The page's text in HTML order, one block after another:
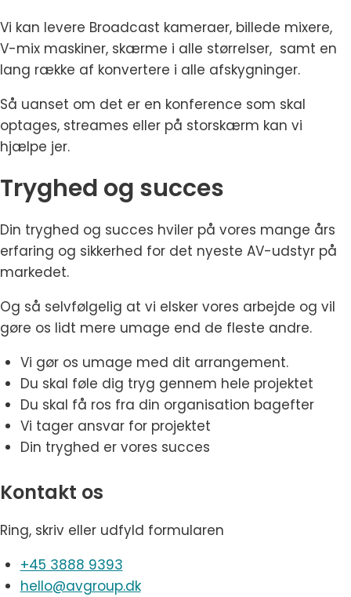
Vi kan levere Broadcast kameraer, billede mixere,
V-mix maskiner, skærme i alle størrelser, samt en
lang række af konvertere i alle afskygninger.
Så uanset om det er en konference som skal
optages, streames eller på storskærm kan vi
hjælpe jer.
Tryghed og succes
Din tryghed og succes hviler på vores mange års
erfaring og sikkerhed for det nyeste AV-udstyr på
markedet.
Og så selvfølgelig at vi elsker vores arbejde og vil
gøre os lidt mere umage end de fleste andre.
Vi gør os umage med dit arrangement.
Du skal føle dig tryg gennem hele projektet
Du skal få ros fra din organisation bagefter
Vi tager ansvar for projektet
Din tryghed er vores succes
Kontakt os
Ring, skriv eller udfyld formularen
+45 3888 9393
hello@avgroup.dk